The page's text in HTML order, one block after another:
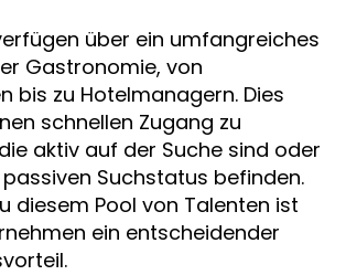
über ein umfangreiches
Gastronomie, von
bis zu Hotelmanagern. Dies
schnellen Zugang zu
aktiv auf der Suche sind oder
Suchstatus befinden.
diesem Pool von Talenten ist
ein entscheidender